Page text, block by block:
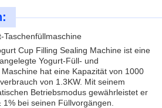
Taschenfüllmaschine
Cup Filling Sealing Machine ist eine
Yogurt-Füll- und
hat eine Kapazität von 1000
von 1.3KW. Mit seinem
Betriebsmodus gewährleistet er
bei seinen Füllvorgängen.